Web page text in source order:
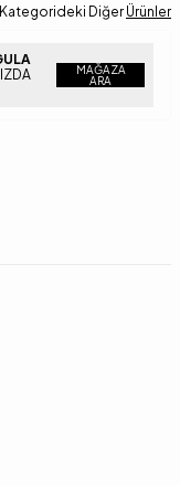
Kategorideki DiğerÜrünler
MAĞAZA
ARA